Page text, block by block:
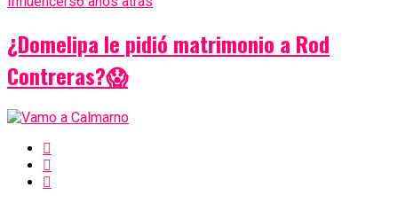
¿Domelipa le pidió matrimonio a Rod
Contreras?😱